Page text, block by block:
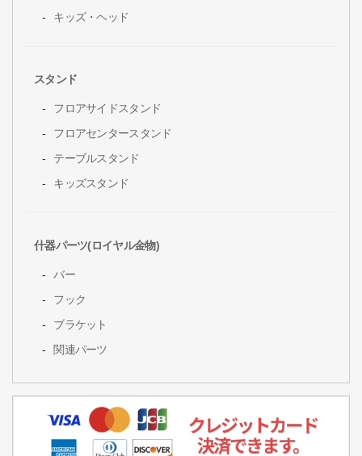
キッズ・ヘッド
スタンド
フロアサイドスタンド
フロアセンタースタンド
テーブルスタンド
キッズスタンド
什器パーツ(ロイヤル金物)
バー
フック
ブラケット
関連パーツ